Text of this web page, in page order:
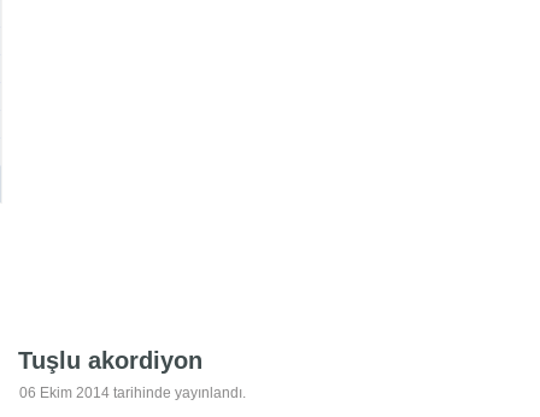
Tuşlu akordiyon
06 Ekim 2014 tarihinde yayınlandı.